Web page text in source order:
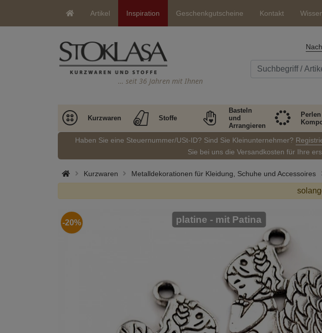
Artikel Inspiration Geschenkgutscheine Kontakt
… seit 36 Jahren mit Ihnen
Kurzwaren Stoffe
Basteln
und
Arrangieren
Haben Sie eine Steuernummer/USt-ID? Sind Sie Kleinunternehmer?
Sie bei uns die Versandkosten für Ihre
Kurzwaren Metalldekorationen für Kleidung, Schuhe und Accessoires
-20% platine - mit Patina